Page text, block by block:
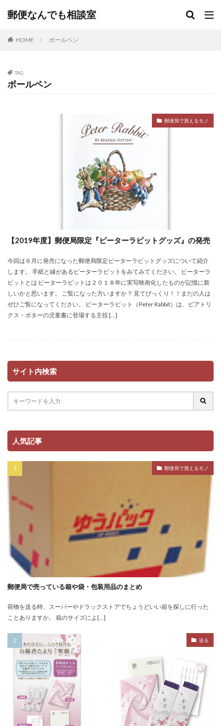
郵便なんでも相談室
HOME ボールペン
TAG
ボールペン
郵便局で買えるモノ
【2019年度】郵便局限定『ピーターラビットグッズ』の発売
今回は６月に発売になった郵便局限定ピーターラビットグッズについて紹介
します。 手紙と縁があるピーターラビットをみてみてください。 ピーターラ
ビットとは ピーターラビットは２０１８年に実写映画化したものが記憶に新
しいかと思います。 ご覧になった方いますか？ 見てびっくり！！まだの人は
ぜひご覧になってください。 ピーターラビット（Peter Rabbit）は、ビアトリ
クス・ポターの児童書に登場する主役 […]
サイト内検索
人気記事
郵便局で買えるモノ
郵便局で売っている箱や袋・包装用品のまとめ
荷物を送る時、スーパーやドラックストアでちょうどいい箱を探しに行った
ことありますか。 箱のサイズによ[…]
送る